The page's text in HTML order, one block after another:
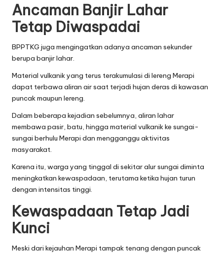
Ancaman Banjir Lahar
Tetap Diwaspadai
BPPTKG juga mengingatkan adanya ancaman sekunder
berupa banjir lahar.
Material vulkanik yang terus terakumulasi di lereng Merapi
dapat terbawa aliran air saat terjadi hujan deras di kawasan
puncak maupun lereng.
Dalam beberapa kejadian sebelumnya, aliran lahar
membawa pasir, batu, hingga material vulkanik ke sungai-
sungai berhulu Merapi dan mengganggu aktivitas
masyarakat.
Karena itu, warga yang tinggal di sekitar alur sungai diminta
meningkatkan kewaspadaan, terutama ketika hujan turun
dengan intensitas tinggi.
Kewaspadaan Tetap Jadi
Kunci
Meski dari kejauhan Merapi tampak tenang dengan puncak